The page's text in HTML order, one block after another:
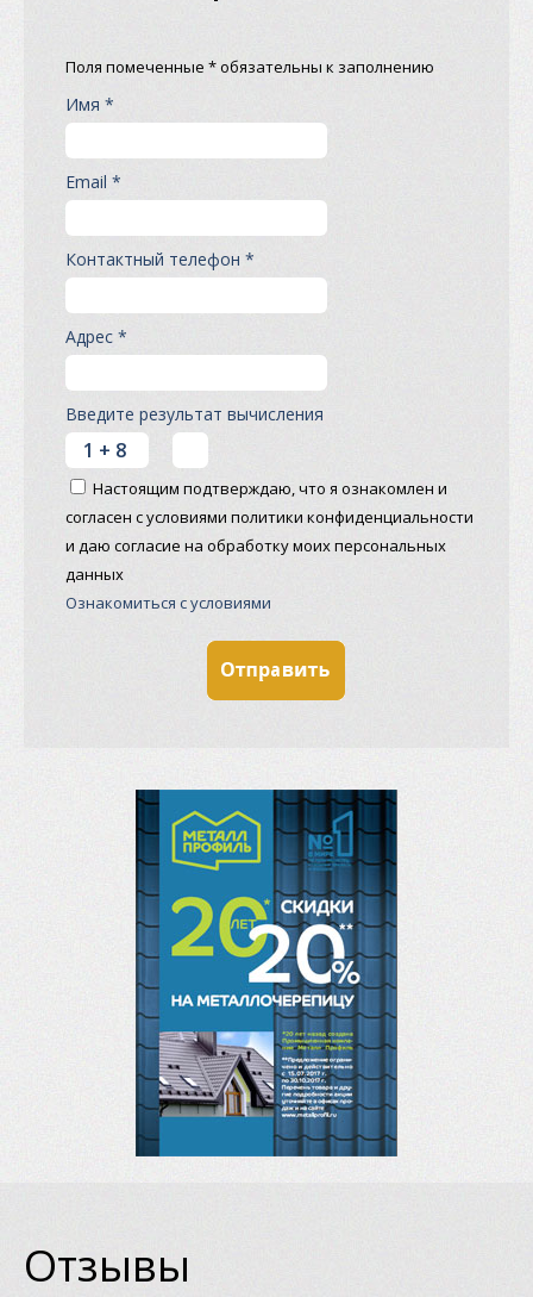
Поля помеченные * обязательны к заполнению
Имя *
Email *
Контактный телефон *
Адрес *
Введите результат вычисления
Настоящим подтверждаю, что я ознакомлен и
согласен с условиями политики конфиденциальности
и даю согласие на обработку моих персональных
данных
Ознакомиться с условиями
Отзывы